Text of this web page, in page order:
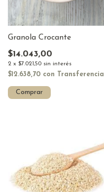
Granola Crocante
$14.043,00
2 x $7.021,50 sin interés
$12.638,70 con Transferencia
Comprar